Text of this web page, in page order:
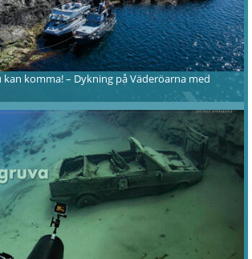
kan komma! – Dykning på Väderöarna med